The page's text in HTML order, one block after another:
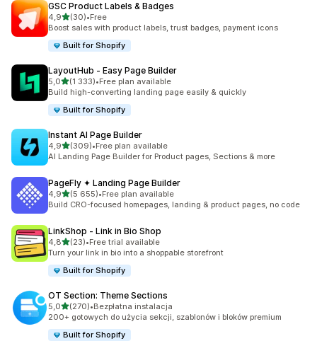
GSC Product Labels & Badges
4,9na 5 gwiazdek
(30)
Łączna liczba recenzji: 30
•Free
Boost sales with product labels, trust badges, payment icons
Built for Shopify
LayoutHub ‑ Easy Page Builder
5,0na 5 gwiazdek
(1 333)
Łączna liczba recenzji: 1333
•Free plan available
Build high-converting landing page easily & quickly
Built for Shopify
Instant AI Page Builder
4,9na 5 gwiazdek
(309)
Łączna liczba recenzji: 309
•Free plan available
AI Landing Page Builder for Product pages, Sections & more
PageFly ✦ Landing Page Builder
4,9na 5 gwiazdek
(5 655)
Łączna liczba recenzji: 5655
•Free plan available
Build CRO-focused homepages, landing & product pages, no code
LinkShop ‑ Link in Bio Shop
4,8na 5 gwiazdek
(23)
Łączna liczba recenzji: 23
•Free trial available
Turn your link in bio into a shoppable storefront
Built for Shopify
OT Section: Theme Sections
5,0na 5 gwiazdek
(270)
Łączna liczba recenzji: 270
•Bezpłatna instalacja
200+ gotowych do użycia sekcji, szablonów i bloków premium
Built for Shopify